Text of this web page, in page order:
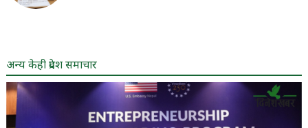
अन्य केही प्रदेश समाचार